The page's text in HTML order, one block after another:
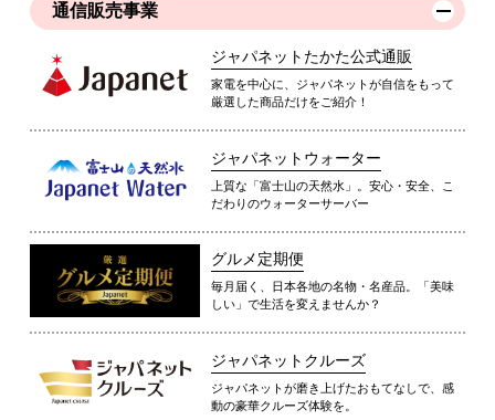
通信販売事業
ジャパネットたかた公式通販
家電を中心に、ジャパネットが自信をもって
厳選した商品だけをご紹介！
ジャパネットウォーター
上質な「富士山の天然水」。安心・安全、こ
だわりのウォーターサーバー
グルメ定期便
毎月届く、日本各地の名物・名産品。「美味
しい」で生活を変えませんか？
ジャパネットクルーズ
ジャパネットが磨き上げたおもてなしで、感
動の豪華クルーズ体験を。